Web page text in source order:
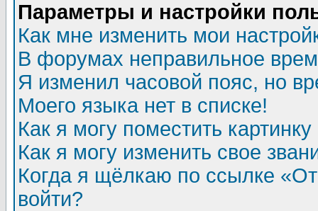
Параметры и настройки
Как мне изменить мои
В форумах неправильное
Я изменил часовой пояс, но
Моего языка нет в списке!
Как я могу поместить
Как я могу изменить свое
Когда я щёлкаю по ссылке
войти?